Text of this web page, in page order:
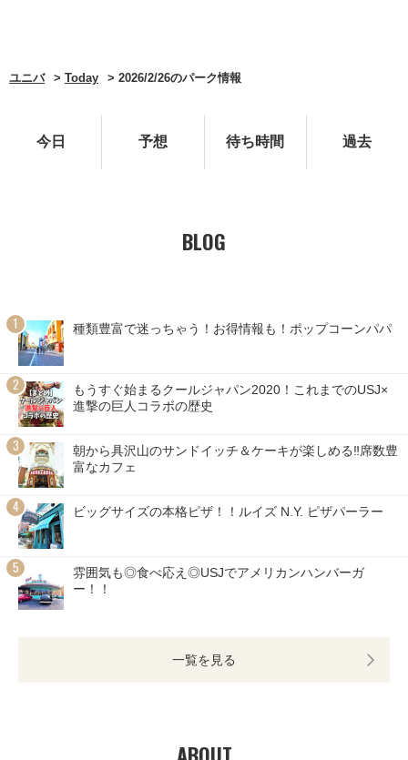
ユニバ Today 2026/2/26のパーク情報
今日 予想 待ち時間 過去
BLOG
種類豊富で迷っちゃう！お得情報も！ポップコーンパパ
もうすぐ始まるクールジャパン2020！これまでのUSJ×
進撃の巨人コラボの歴史
朝から具沢山のサンドイッチ＆ケーキが楽しめる‼席数豊
富なカフェ
ビッグサイズの本格ピザ！！ルイズ N.Y. ピザパーラー
雰囲気も◎食べ応え◎USJでアメリカンハンバーガ
ー！！
一覧を見る